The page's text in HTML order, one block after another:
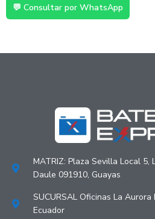
💬 Consultar por WhatsApp
MATRIZ: Plaza Sevilla Local 5,
Daule 091910, Guayas
SUCURSAL Oficinas La Aurora
Ecuador